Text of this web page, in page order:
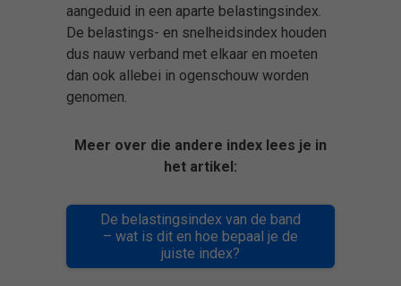
aangeduid in een aparte belastingsindex.
De belastings- en snelheidsindex houden
dus nauw verband met elkaar en moeten
dan ook allebei in ogenschouw worden
genomen.
Meer over die andere index lees je in
het artikel:
De belastingsindex van de band
– wat is dit en hoe bepaal je de
juiste index?